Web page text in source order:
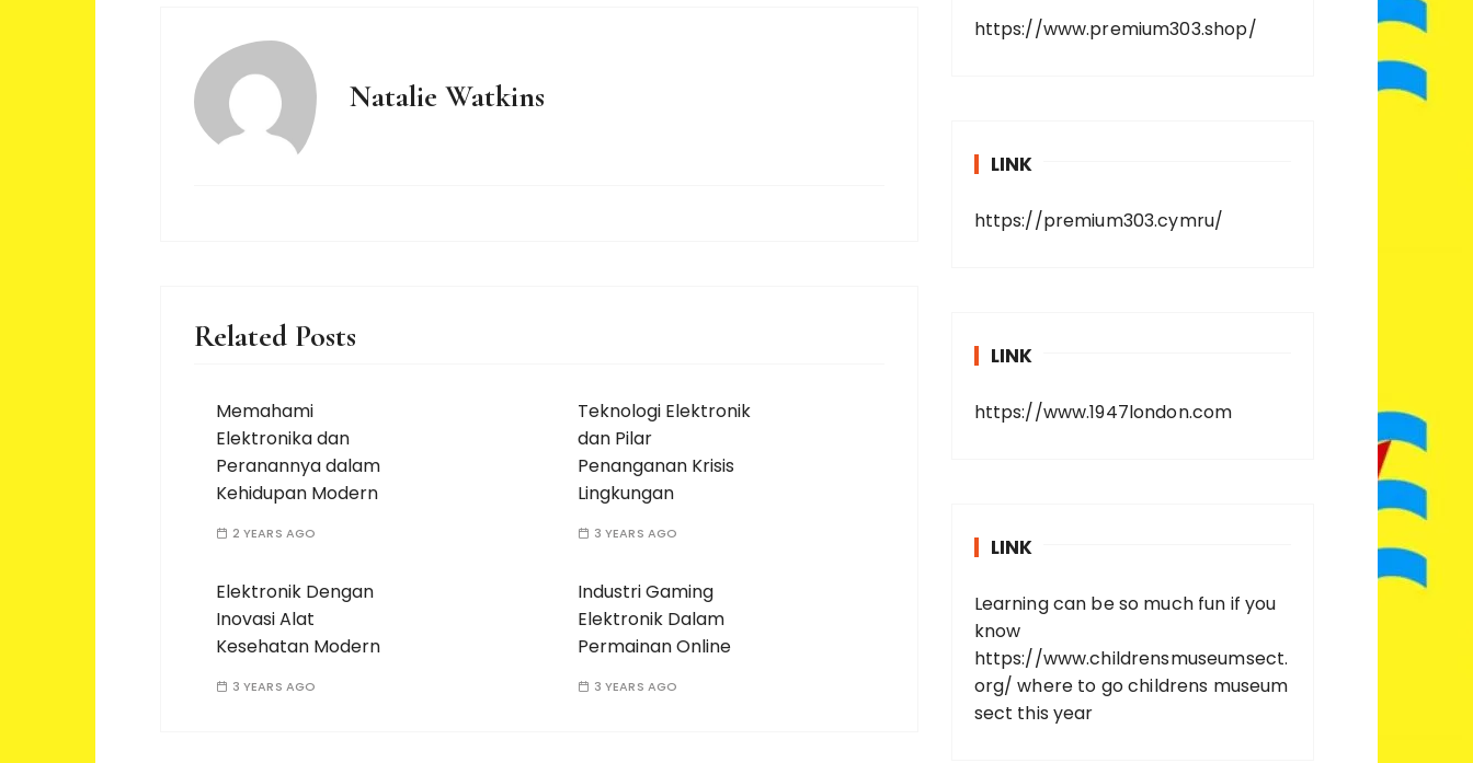
Natalie Watkins
Related Posts
Memahami
Elektronika dan
Peranannya dalam
Kehidupan Modern
2 YEARS AGO
Teknologi Elektronik
dan Pilar
Penanganan Krisis
Lingkungan
3 YEARS AGO
Elektronik Dengan
Inovasi Alat
Kesehatan Modern
3 YEARS AGO
Industri Gaming
Elektronik Dalam
Permainan Online
3 YEARS AGO
https://www.premium303.shop/
LINK
https://premium303.cymru/
LINK
https://www.1947london.com
LINK
Learning can be so much fun if you
know
https://www.childrensmuseumsect.
org/ where to go childrens museum
sect this year